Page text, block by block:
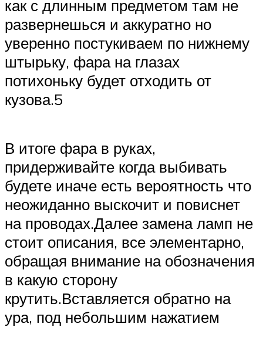
как с длинным предметом там не
развернешься и аккуратно но
уверенно постукиваем по нижнему
штырьку, фара на глазах
потихоньку будет отходить от
кузова.5
В итоге фара в руках,
придерживайте когда выбивать
будете иначе есть вероятность что
неожиданно выскочит и повиснет
на проводах.Далее замена ламп не
стоит описания, все элементарно,
обращая внимание на обозначения
в какую сторону
крутить.Вставляется обратно на
ура, под небольшим нажатием